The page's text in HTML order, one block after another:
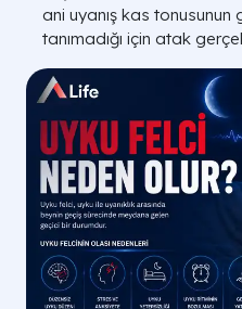
ani uyanış kas
tanımadığı için atak